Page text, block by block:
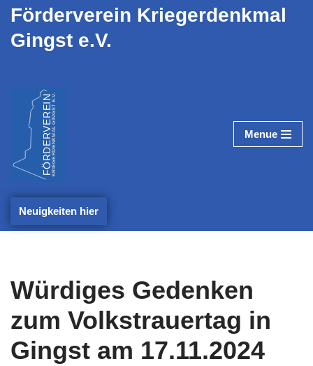
Zum
Förderverein Kriegerdenkmal
Gingst e.V.
Menue
Neuigkeiten hier
Würdiges Gedenken
zum Volkstrauertag in
Gingst am 17.11.2024